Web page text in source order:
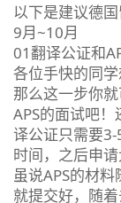
以下是建议德
9月~10月
01翻译公证和
各位手快的同学
那么这一步你
APS的面试吧
译公证只需要
时间，之后申请
虽说APS的材
就提交好，随